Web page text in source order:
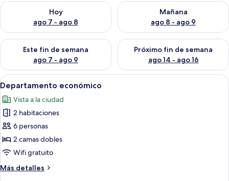
Hoy
ago 7 - ago 8
Consulta la disponibilidad para hoy ago 7 - ago 8
Mañana
ago 8 - ago 9
Consulta la disponibilidad
Este fin de semana
ago 7 - ago 9
Consulta la disponibilidad para este fin de semana ago 7 -
Próximo fin de semana
ago 14 - ago 16
Consulta la disponibilidad
Abrir
todas
las
fotos
de
Departamento
económico
Un dormitorio con cama, una
4
Departamento económico
Vista a la ciudad
2 habitaciones
6 personas
2 camas dobles
Wifi gratuito
Más detalles
Más